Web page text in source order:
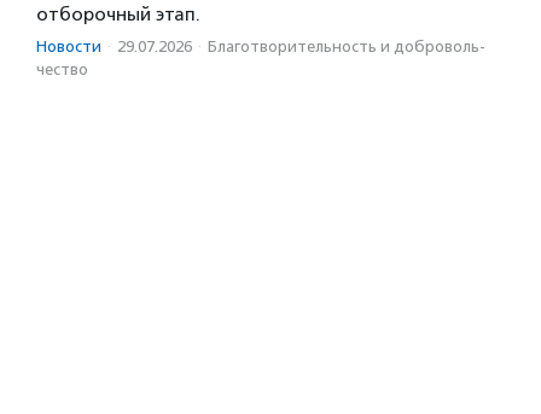
отборочный этап.
Новости · 29.07.2026 · Благотвори­тель­ность и доброволь­
чест­во